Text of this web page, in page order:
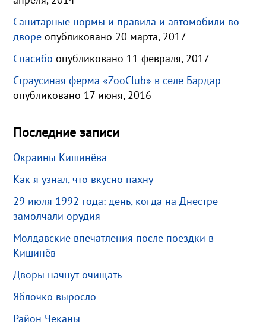
Санитарные нормы и правила и автомобили во
дворе опубликовано 20 марта, 2017
Спасибо опубликовано 11 февраля, 2017
Страусиная ферма «ZooClub» в селе Бардар
опубликовано 17 июня, 2016
Последние записи
Окраины Кишинёва
Как я узнал, что вкусно пахну
29 июля 1992 года: день, когда на Днестре
замолчали орудия
Молдавские впечатления после поездки в
Кишинёв
Дворы начнут очищать
Яблочко выросло
Район Чеканы